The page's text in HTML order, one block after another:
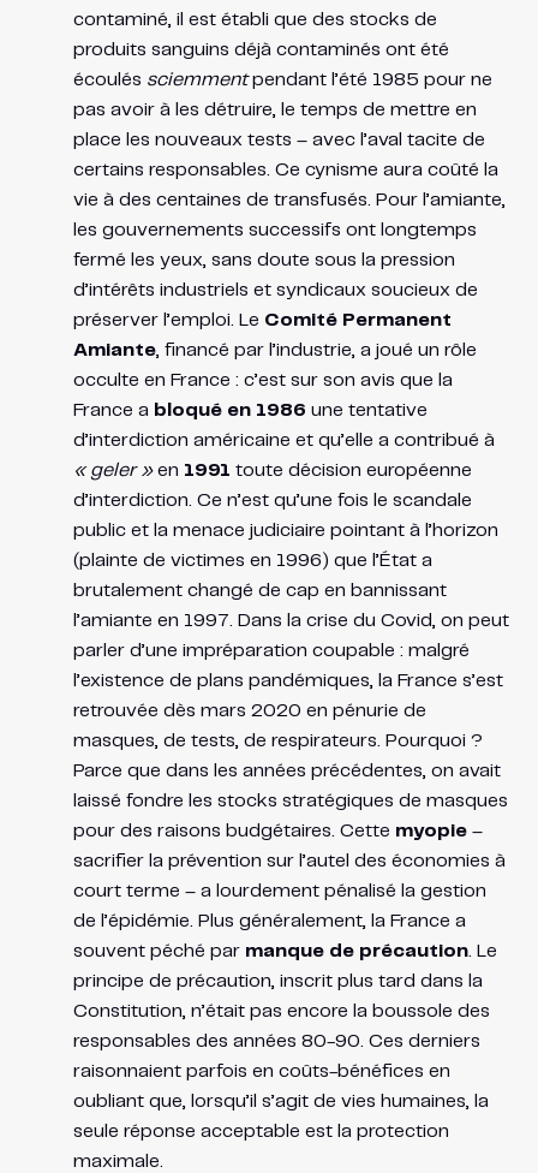
contaminé, il est établi que des stocks de
produits sanguins déjà contaminés ont été
écoulés sciemmentpendant l’été 1985 pour ne
pas avoir à les détruire, le temps de mettre en
place les nouveaux tests – avec l’aval tacite de
certains responsables. Ce cynisme aura coûté la
vie à des centaines de transfusés. Pour l’amiante,
les gouvernements successifs ont longtemps
fermé les yeux, sans doute sous la pression
d’intérêts industriels et syndicaux soucieux de
préserver l’emploi. Le Comité Permanent
Amiante, financé par l’industrie, a joué un rôle
occulte en France : c’est sur son avis que la
France a bloqué en 1986 une tentative
d’interdiction américaine et qu’elle a contribué à
« geler »en 1991 toute décision européenne
d’interdiction​. Ce n’est qu’une fois le scandale
public et la menace judiciaire pointant à l’horizon
(plainte de victimes en 1996) que l’État a
brutalement changé de cap en bannissant
l’amiante en 1997. Dans la crise du Covid, on peut
parler d’une impréparation coupable : malgré
l’existence de plans pandémiques, la France s’est
retrouvée dès mars 2020 en pénurie de
masques, de tests, de respirateurs. Pourquoi ?
Parce que dans les années précédentes, on avait
laissé fondre les stocks stratégiques de masques
pour des raisons budgétaires. Cette myopie–
sacrifier la prévention sur l’autel des économies à
court terme – a lourdement pénalisé la gestion
de l’épidémie. Plus généralement, la France a
souvent péché par manque de précaution. Le
principe de précaution, inscrit plus tard dans la
Constitution, n’était pas encore la boussole des
responsables des années 80-90. Ces derniers
raisonnaient parfois en coûts-bénéfices en
oubliant que, lorsqu’il s’agit de vies humaines, la
seule réponse acceptable est la protection
maximale.